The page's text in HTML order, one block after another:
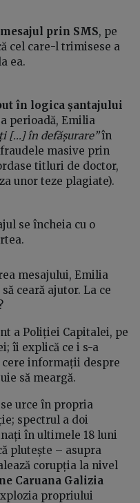
prin SMS, pe
cel care-l trimisese a
ea.
în logica șantajului
perioadă, Emilia
[...] în defășurare”în
masive prin
titluri de doctor,
unor teze plagiate).
se încheia cu o
mesajului, Emilia
ceară ajutor. La ce
a Poliției Capitalei, pe
îi explică ce i s-a
informații despre
să meargă.
urce în propria
spectrul a doi
în ultimele 18 luni
plutește – asupra
corupția la nivel
Caruana Galizia
propriului